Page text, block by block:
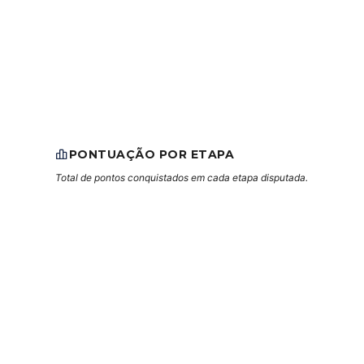
PONTUAÇÃO POR ETAPA
Total de pontos conquistados em cada etapa disputada.